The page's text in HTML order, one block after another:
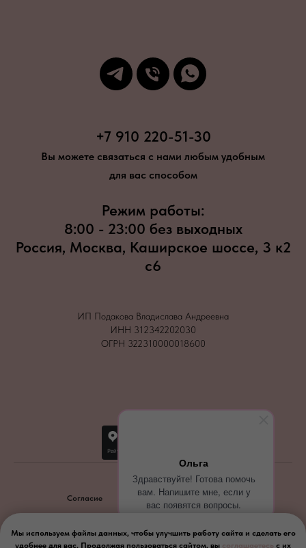
Ольга
Здравствуйте! Готова помочь
вам. Напишите мне, если у
вас появятся вопросы.
+7 910 220-51-30
Вы можете связаться с нами любым удобным
для вас способом
Режим работы:
8:00 - 23:00 без выходных
Россия, Москва, Каширское шоссе, 3 к2
с6
ИП Подакова Владислава Андреевна
ИНН 312342202030
ОГРН 322310000018600
Согласие Политика конфиденциальности
Мы используем файлы данных, чтобы улучшить работу сайта и сделать его
удобнее для вас. Продолжая пользоваться сайтом, вы соглашаетесь с их